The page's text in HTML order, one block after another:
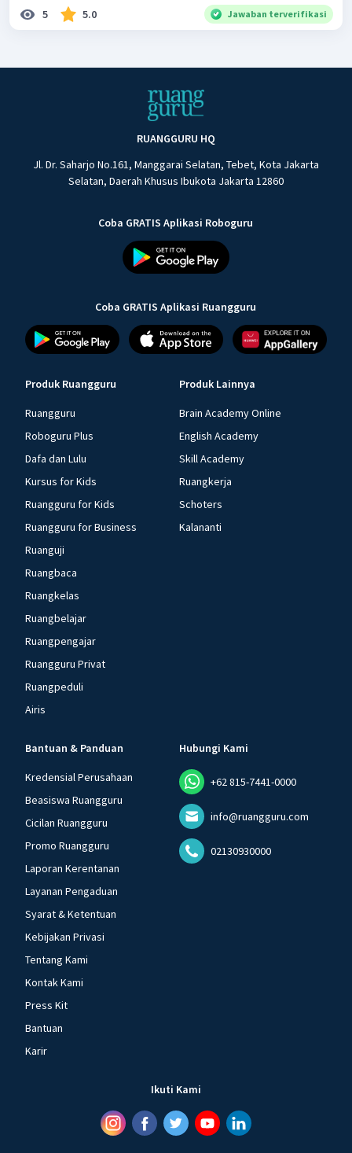
5 5.0 Jawaban terverifikasi
RUANGGURU HQ
Jl. Dr. Saharjo No.161, Manggarai Selatan, Tebet, Kota Jakarta
Selatan, Daerah Khusus Ibukota Jakarta 12860
Coba GRATIS Aplikasi Roboguru
Coba GRATIS Aplikasi Ruangguru
Produk Ruangguru
Ruangguru
Roboguru Plus
Dafa dan Lulu
Kursus for Kids
Ruangguru for Kids
Ruangguru for Business
Ruanguji
Ruangbaca
Ruangkelas
Ruangbelajar
Ruangpengajar
Ruangguru Privat
Ruangpeduli
Airis
Produk Lainnya
Brain Academy Online
English Academy
Skill Academy
Ruangkerja
Schoters
Kalananti
Bantuan & Panduan
Kredensial Perusahaan
Beasiswa Ruangguru
Cicilan Ruangguru
Promo Ruangguru
Laporan Kerentanan
Layanan Pengaduan
Syarat & Ketentuan
Kebijakan Privasi
Tentang Kami
Kontak Kami
Press Kit
Bantuan
Karir
Hubungi Kami
+62 815-7441-0000
info@ruangguru.com
02130930000
Ikuti Kami